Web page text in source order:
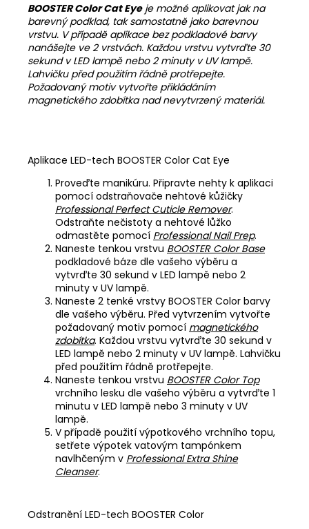
BOOSTER Color Cat Eyeje možné aplikovat jak na
barevný podklad, tak samostatně jako barevnou
vrstvu. V případě aplikace bez podkladové barvy
nanášejte ve 2 vrstvách. Každou vrstvu vytvrďte 30
sekund v LED lampě nebo 2 minuty v UV lampě.
Lahvičku před použitím řádně protřepejte.
Požadovaný motiv vytvořte přikládáním
magnetického zdobítka nad nevytvrzený materiál.
Aplikace LED-tech BOOSTER Color Cat Eye
Proveďte manikúru. Připravte nehty k aplikaci
pomocí odstraňovače nehtové kůžičky
Professional Perfect Cuticle Remover.
Odstraňte nečistoty a nehtové lůžko
odmastěte pomocí Professional Nail Prep.
Naneste tenkou vrstvu BOOSTER Color Base
podkladové báze dle vašeho výběru a
vytvrďte 30 sekund v LED lampě nebo 2
minuty v UV lampě.
Naneste 2 tenké vrstvy BOOSTER Color barvy
dle vašeho výběru. Před vytvrzením vytvořte
požadovaný motiv pomocí magnetického
zdobítka. Každou vrstvu vytvrďte 30 sekund v
LED lampě nebo 2 minuty v UV lampě. Lahvičku
před použitím řádně protřepejte.
Naneste tenkou vrstvu BOOSTER Color Top
vrchního lesku dle vašeho výběru a vytvrďte 1
minutu v LED lampě nebo 3 minuty v UV
lampě.
V případě použití výpotkového vrchního topu,
setřete výpotek vatovým tampónkem
navlhčeným v Professional Extra Shine
Cleanser.
Odstranění LED-tech BOOSTER Color